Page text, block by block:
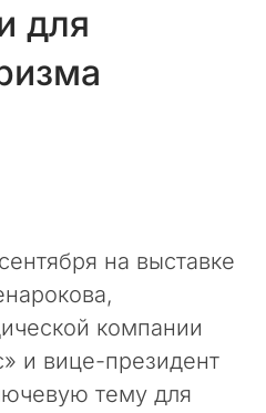
для
на выставке
компании
и вице-президент
тему для